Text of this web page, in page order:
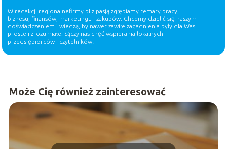
W redakcji regionalnefirmy.pl z pasją zgłębiamy tematy pracy,
biznesu, finansów, marketingu i zakupów. Chcemy dzielić się naszym
doświadczeniem i wiedzą, by nawet zawiłe zagadnienia były dla Was
proste i zrozumiałe. Łączy nas chęć wspierania lokalnych
przedsiębiorców i czytelników!
Może Cię również zainteresować